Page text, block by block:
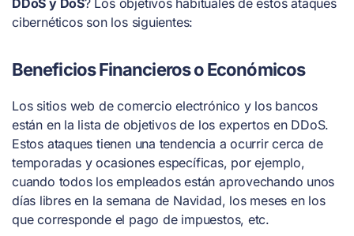
cibernéticos son los siguientes:
Beneficios Financieros o Económicos
Los sitios web de comercio electrónico y los bancos
están en la lista de objetivos de los expertos en DDoS.
Estos ataques tienen una tendencia a ocurrir cerca de
temporadas y ocasiones específicas, por ejemplo,
cuando todos los empleados están aprovechando unos
días libres en la semana de Navidad, los meses en los
que corresponde el pago de impuestos, etc.